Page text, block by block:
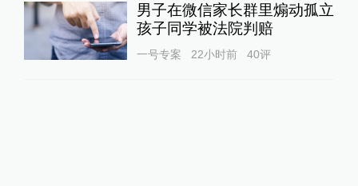
男子在微信家长群里煽动孤立
孩子同学被法院判赔
一号专案 22小时前 40评